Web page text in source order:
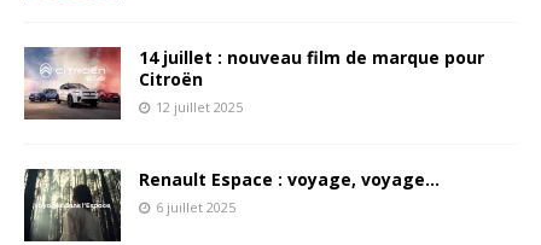
14 juillet : nouveau film de marque pour
Citroën
12 juillet 2025
Renault Espace : voyage, voyage…
6 juillet 2025